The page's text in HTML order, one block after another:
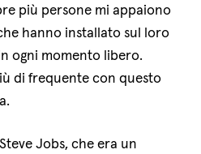
più persone mi appaiono
hanno installato sul loro
ogni momento libero.
di frequente con questo
Jobs, che era un